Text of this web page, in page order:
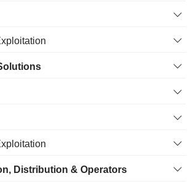
Distribution & Operators